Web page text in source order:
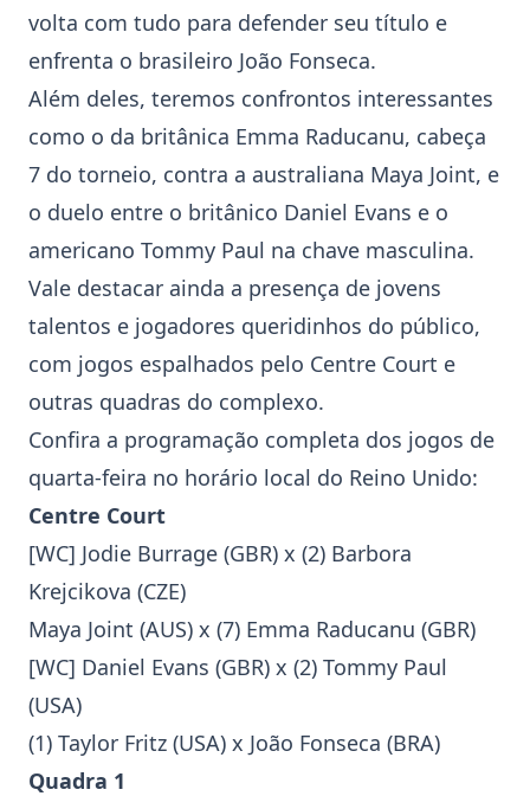
volta com tudo para defender seu título e
enfrenta o brasileiro João Fonseca.
Além deles, teremos confrontos interessantes
como o da britânica Emma Raducanu, cabeça
7 do torneio, contra a australiana Maya Joint, e
o duelo entre o britânico Daniel Evans e o
americano Tommy Paul na chave masculina.
Vale destacar ainda a presença de jovens
talentos e jogadores queridinhos do público,
com jogos espalhados pelo Centre Court e
outras quadras do complexo.
Confira a programação completa dos jogos de
quarta-feira no horário local do Reino Unido:
Centre Court
[WC] Jodie Burrage (GBR) x (2) Barbora
Krejcikova (CZE)
Maya Joint (AUS) x (7) Emma Raducanu (GBR)
[WC] Daniel Evans (GBR) x (2) Tommy Paul
(USA)
(1) Taylor Fritz (USA) x João Fonseca (BRA)
Quadra 1